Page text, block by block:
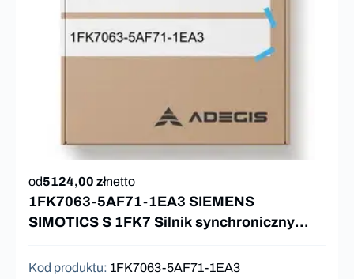
od5124,00 złnetto
1FK7063-5AF71-1EA3 SIEMENS
SIMOTICS S 1FK7 Silnik synchroniczny
Kod produktu: 1FK7063-5AF71-1EA3